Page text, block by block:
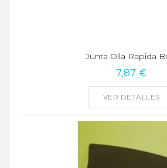
Junta Olla Rapida
7,87 €
VER DETALLES